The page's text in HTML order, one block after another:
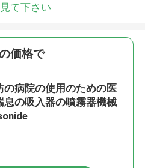
て下さい
価格で
の病院の使用のための医
息の吸入器の噴霧器機械